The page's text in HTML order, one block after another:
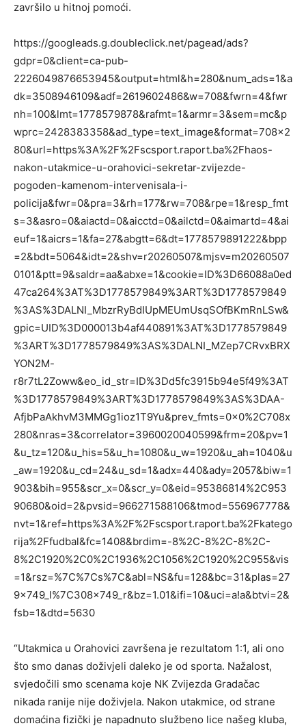
završilo u hitnoj pomoći.
https://googleads.g.doubleclick.net/pagead/ads?
gdpr=0&client=ca-pub-
2226049876653945&output=html&h=280&num_ads=1&a
dk=3508946109&adf=2619602486&w=708&fwrn=4&fwr
nh=100&lmt=1778579878&rafmt=1&armr=3&sem=mc&p
wprc=2428383358&ad_type=text_image&format=708×2
80&url=https%3A%2F%2Fscsport.raport.ba%2Fhaos-
nakon-utakmice-u-orahovici-sekretar-zvijezde-
pogoden-kamenom-intervenisala-i-
policija&fwr=0&pra=3&rh=177&rw=708&rpe=1&resp_fmt
s=3&asro=0&aiactd=0&aicctd=0&ailctd=0&aimartd=4&ai
euf=1&aicrs=1&fa=27&abgtt=6&dt=1778579891222&bpp
=2&bdt=5064&idt=2&shv=r20260507&mjsv=m20260507
0101&ptt=9&saldr=aa&abxe=1&cookie=ID%3D66088a0ed
47ca264%3AT%3D1778579849%3ART%3D1778579849
%3AS%3DALNI_MbzrRyBdIUpMEUmUsqSOfBKmRnLSw&
gpic=UID%3D000013b4af440891%3AT%3D1778579849
%3ART%3D1778579849%3AS%3DALNI_MZep7CRvxBRX
YON2M-
r8r7tL2Zoww&eo_id_str=ID%3Dd5fc3915b94e5f49%3AT
%3D1778579849%3ART%3D1778579849%3AS%3DAA-
AfjbPaAkhvM3MMGg1ioz1T9Yu&prev_fmts=0x0%2C708x
280&nras=3&correlator=3960020040599&frm=20&pv=1
&u_tz=120&u_his=5&u_h=1080&u_w=1920&u_ah=1040&u
_aw=1920&u_cd=24&u_sd=1&adx=440&ady=2057&biw=1
903&bih=955&scr_x=0&scr_y=0&eid=95386814%2C953
90680&oid=2&pvsid=966271588106&tmod=556967778&
nvt=1&ref=https%3A%2F%2Fscsport.raport.ba%2Fkatego
rija%2Ffudbal&fc=1408&brdim=-8%2C-8%2C-8%2C-
8%2C1920%2C0%2C1936%2C1056%2C1920%2C955&vis
=1&rsz=%7C%7Cs%7C&abl=NS&fu=128&bc=31&plas=27
9x749_l%7C308x749_r&bz=1.01&ifi=10&uci=a!a&btvi=2&
fsb=1&dtd=5630
“Utakmica u Orahovici završena je rezultatom 1:1, ali ono
što smo danas doživjeli daleko je od sporta. Nažalost,
svjedočili smo scenama koje NK Zvijezda Gradačac
nikada ranije nije doživjela. Nakon utakmice, od strane
domaćina fizički je napadnuto službeno lice našeg kluba,